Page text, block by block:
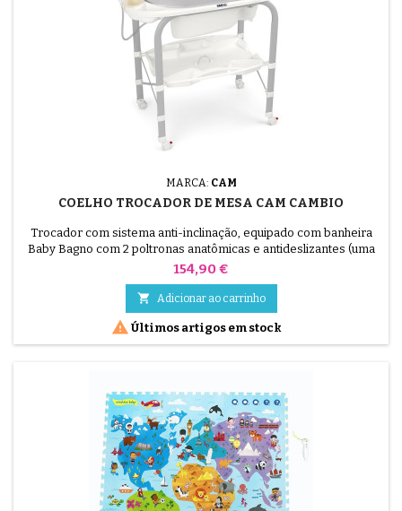
MARCA: CAM
COELHO TROCADOR DE MESA CAM CAMBIO
Trocador com sistema anti-inclinação, equipado com banheira
Baby Bagno com 2 poltronas anatômicas e antideslizantes (uma
inclinada para bebês de 0 a 6 meses e outra com apoio de
porta-esponjas, pequeno duche, rolha e mangueira para
escoamento de água, gaveta para objectos com porta-garrafas,
4...
Preço
154,90 €
 Adicionar ao carrinho
 Últimos artigos em stock